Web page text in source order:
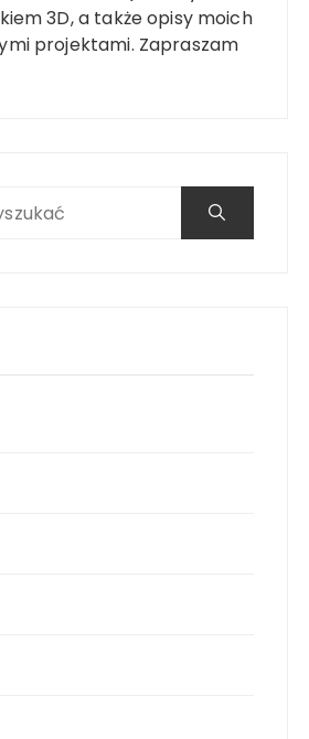
3D, a także opisy moich
projektami. Zapraszam